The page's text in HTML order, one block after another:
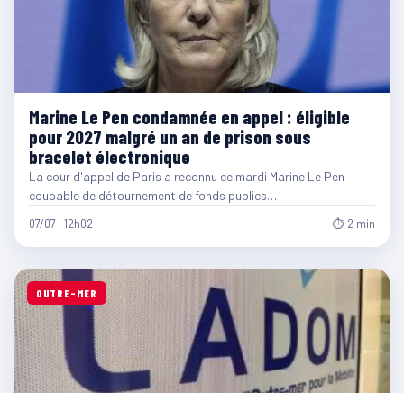
Marine Le Pen condamnée en appel : éligible
pour 2027 malgré un an de prison sous
bracelet électronique
La cour d'appel de Paris a reconnu ce mardi Marine Le Pen
coupable de détournement de fonds publics…
07/07 · 12h02 ⏱ 2 min
OUTRE-MER